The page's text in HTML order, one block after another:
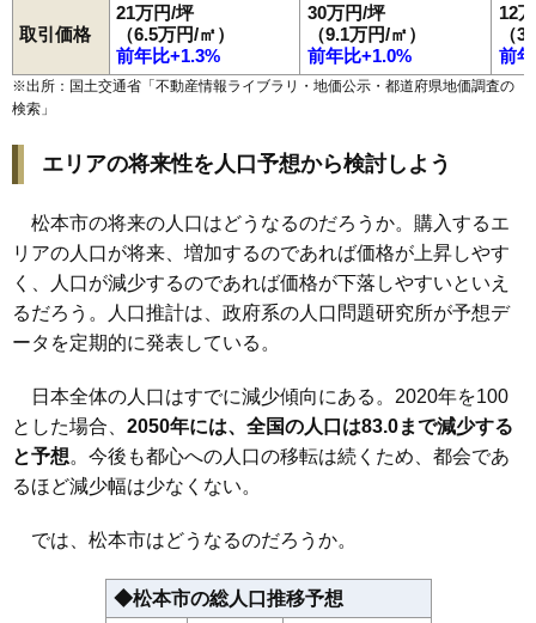
取引価格
21万円/坪
（6.5万円/㎡）
前年比+1.3%
30万円/坪
（9.1万円/㎡）
前年比+1.0%
12
（
前
※出所：国土交通省「不動産情報ライブラリ・地価公示・都道府県地価調査の
検索 」
エリアの将来性を人口予想から検討しよう
松本市の将来の人口はどうなるのだろうか。購入するエ
リアの人口が将来、増加するのであれば価格が上昇しやす
く、人口が減少するのであれば価格が下落しやすいといえ
るだろう。人口推計は、政府系の人口問題研究所が予想デ
ータを定期的に発表している。
日本全体の人口はすでに減少傾向にある。2020年を100
とした場合、 2050年には、全国の人口は83.0まで減少する
と予想。今後も都心への人口の移転は続くため、都会であ
るほど減少幅は少なくない。
では、松本市はどうなるのだろうか。
◆松本市の総人口推移予想